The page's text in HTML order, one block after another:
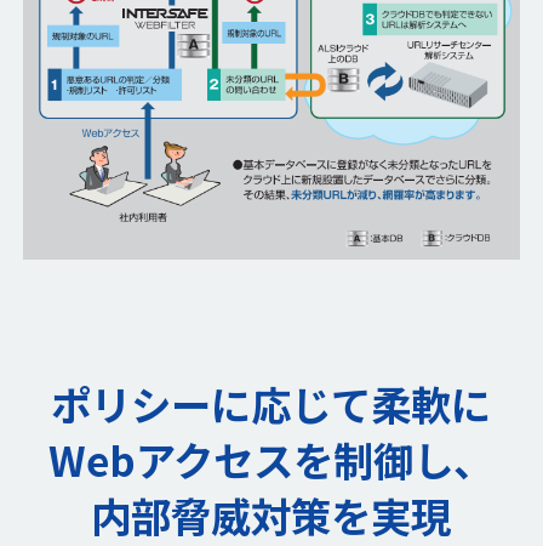
ポリシーに応じて柔軟に
Webアクセスを制御し、
内部脅威対策を実現